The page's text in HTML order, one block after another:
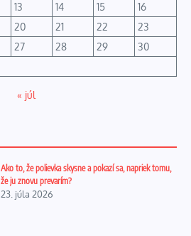
13 14 15
16
20 21 22
23
27 28 29
30
« júl
Ako to, že polievka skysne a pokazí sa, napriek tomu,
že ju znovu prevarím?
23. júla 2026